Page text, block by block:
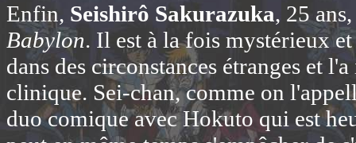
Enfin, Seishirô Sakurazuka, 25
Babylon. Il est à la fois mystérieux
dans des circonstances étranges et
clinique. Sei-chan, comme on
duo comique avec Hokuto qui est